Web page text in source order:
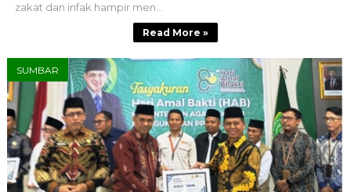
zakat dan infak hampir men...
Read More »
SUMBAR